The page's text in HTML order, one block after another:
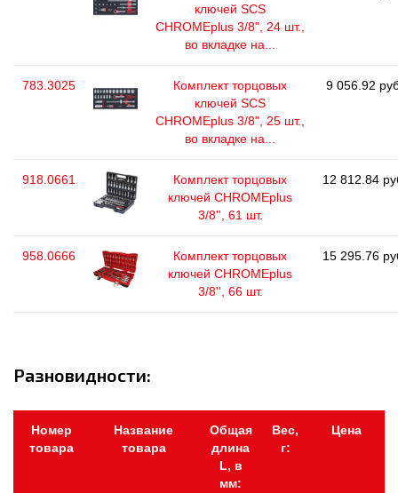
ключей SCS
CHROMEplus 3/8", 24 шт.,
во вкладке на...
783.3025
Комплект торцовых
ключей SCS
CHROMEplus 3/8", 25 шт.,
во вкладке на...
9 056.92
918.0661
Комплект торцовых
ключей CHROMEplus
3/8'', 61 шт.
12 812.84
958.0666
Комплект торцовых
ключей CHROMEplus
3/8'', 66 шт.
15 295.76
Разновидности:
Номер
товара
Название
товара
Общая
длина
L, в
мм:
Вес,
г:
Цена